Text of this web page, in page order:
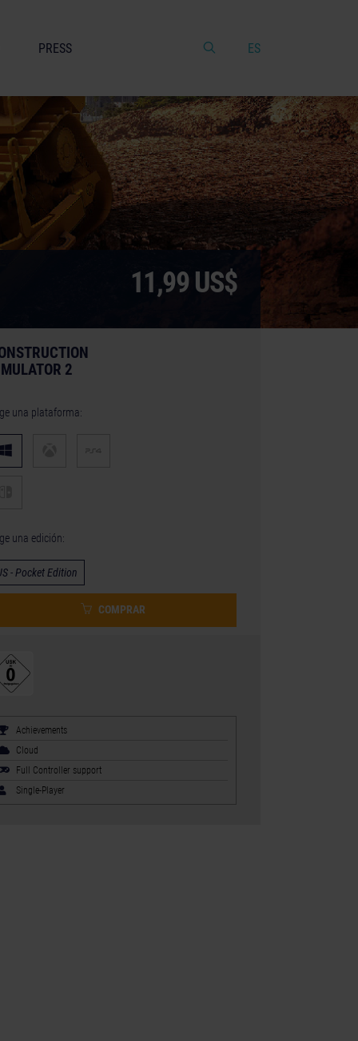
ES
PRESS
11,99 US$
2
una plataforma:
una edición:
- Pocket Edition
COMPRAR
Achievements
Cloud
Full Controller support
Single-Player